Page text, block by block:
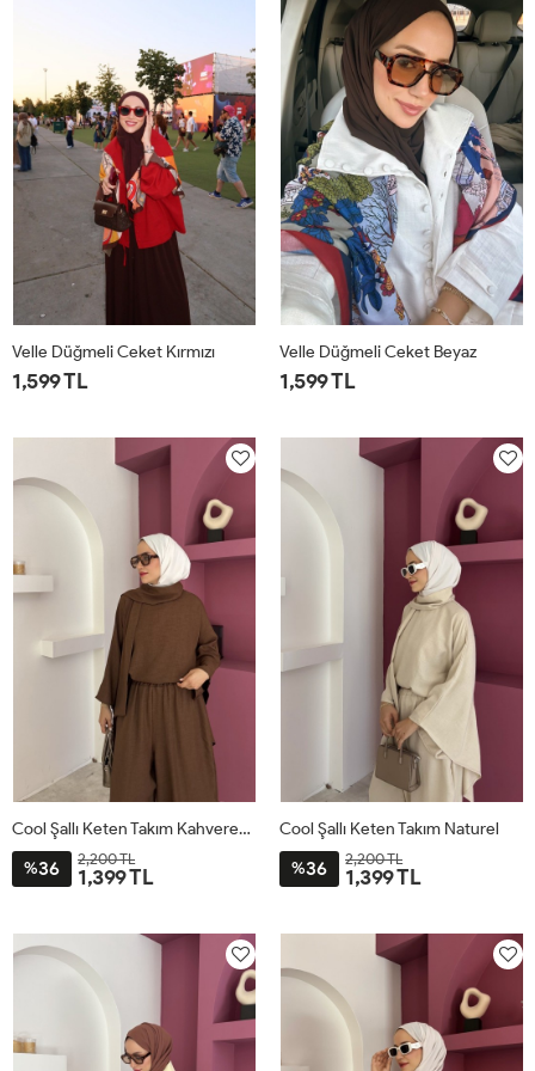
Velle Düğmeli Ceket Kırmızı
1,599 TL
Velle Düğmeli Ceket Beyaz
1,599 TL
Cool Şallı Keten Takım Kahverengi
%36 2,200 TL
1,399 TL
Cool Şallı Keten Takım Naturel
%36 2,200 TL
1,399 TL